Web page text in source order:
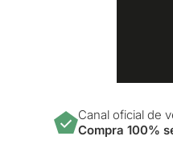
Canal oficial de
Compra 100%